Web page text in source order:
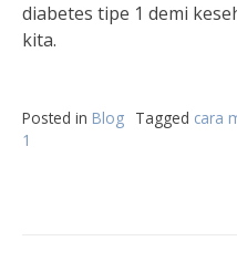
diabetes tipe 1 demi
kita.
Posted in Blog Tagged cara
1